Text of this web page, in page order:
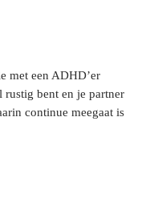
met een ADHD’er
bent en je partner
continue meegaat is